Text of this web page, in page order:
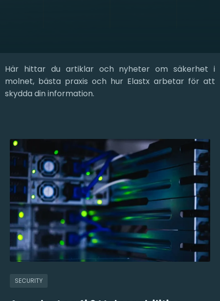
Här hittar du artiklar och nyheter om säkerhet i
molnet, bästa praxis och hur Elastx arbetar för att
skydda din information.
SECURITY